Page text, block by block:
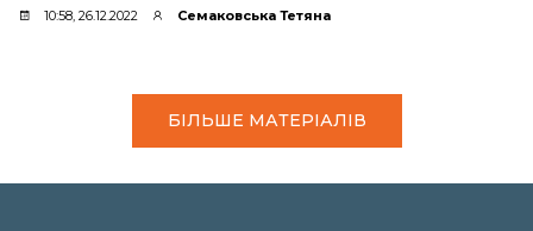
10:58, 26.12.2022 Семаковська Тетяна
БІЛЬШЕ МАТЕРІАЛІВ